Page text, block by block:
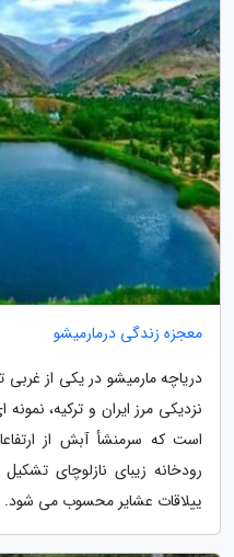
معجزه زندگی درمارمیشو
دریاچه مارمیشو در یکی از غربی
نزدیکی مرز ایران و ترکیه،
است که سرمنشأ آبش از
رودخانه زیبای نازلوچای
ییلاقات عشایر محسوب می شود.